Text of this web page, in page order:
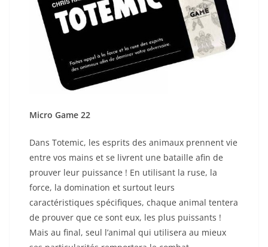
Micro Game 22
Dans Totemic, les esprits des animaux prennent vie
entre vos mains et se livrent une bataille afin de
prouver leur puissance ! En utilisant la ruse, la
force, la domination et surtout leurs
caractéristiques spécifiques, chaque animal tentera
de prouver que ce sont eux, les plus puissants !
Mais au final, seul l’animal qui utilisera au mieux